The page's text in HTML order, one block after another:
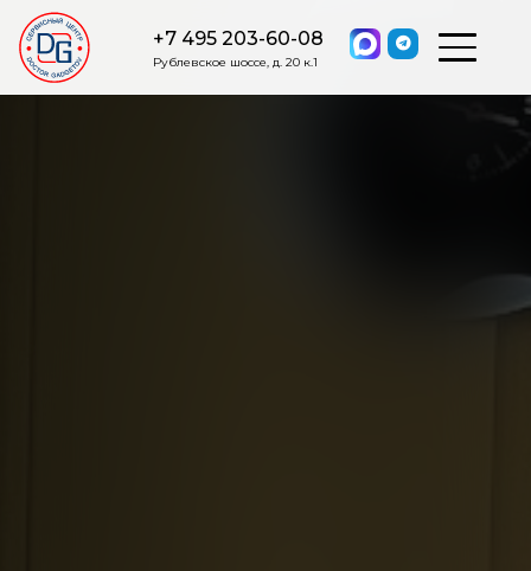
+7 495 203-60-08
Рублевское шоссе, д. 20 к.1